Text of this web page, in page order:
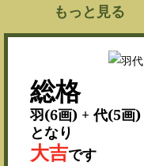
もっと見る
総格
羽(6画) + 代(5画
となり
大吉です